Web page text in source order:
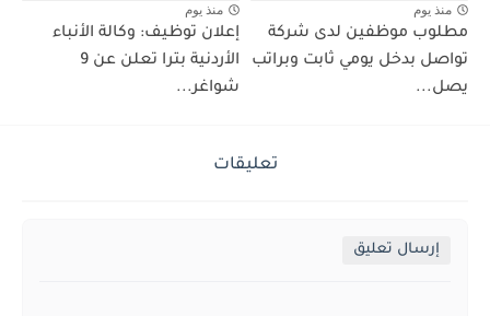
منذ يوم
مطلوب موظفين لدى شركة
تواصل بدخل يومي ثابت وبراتب
يصل...
منذ يوم
إعلان توظيف: وكالة الأنباء
الأردنية بترا تعلن عن 9
شواغر...
تعليقات
إرسال تعليق